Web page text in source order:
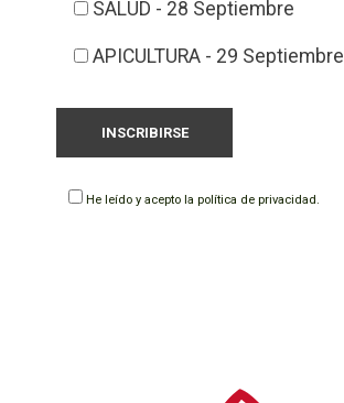
SALUD - 28 Septiembre
APICULTURA - 29 Septiembre
He leído y acepto lapolítica de privacidad .